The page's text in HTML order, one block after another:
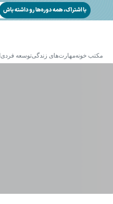
مکتب خونهمهارت‌های زندگیتوسعه فردی